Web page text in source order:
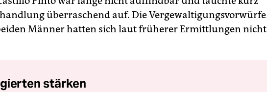
überraschend auf. Die Vergewaltigungsvorwürfe
Männer hatten sich laut früherer Ermittlungen nicht
stärken